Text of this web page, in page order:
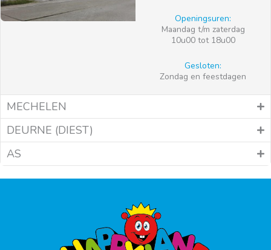
Openingsuren:
Maandag t/m zaterdag
10u00 tot 18u00
Gesloten:
Zondag en feestdagen
MECHELEN
DEURNE (DIEST)
AS